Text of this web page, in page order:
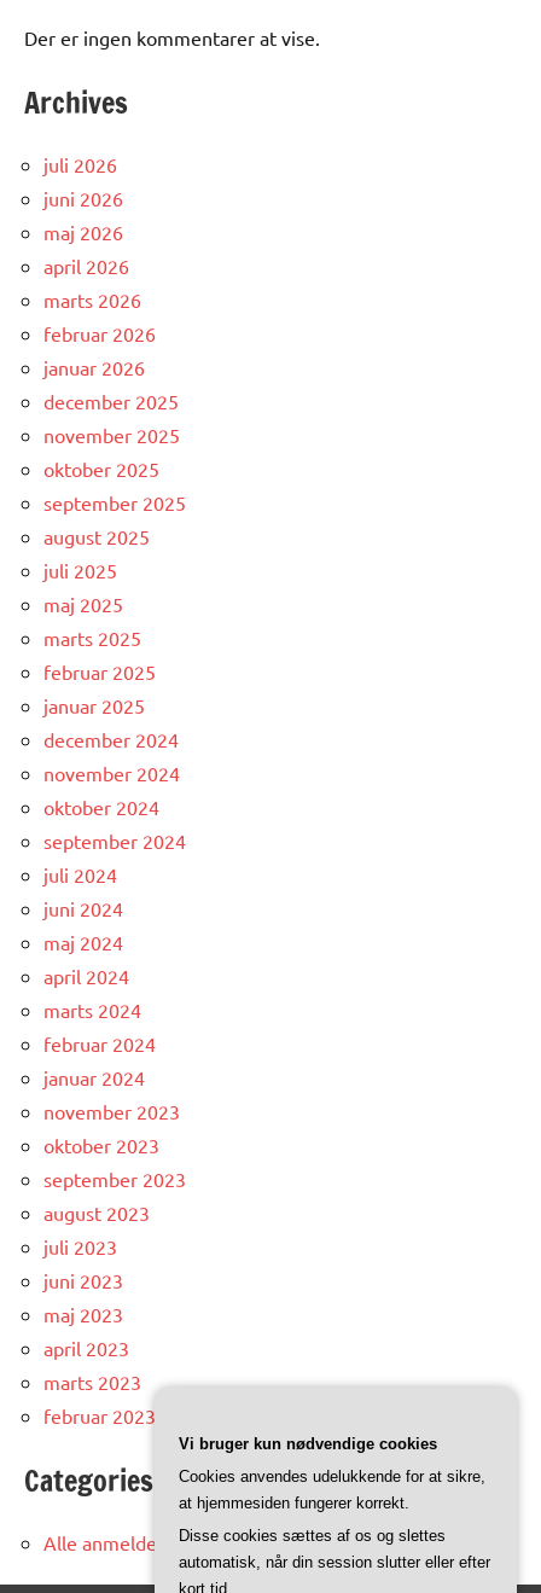
Der er ingen kommentarer at vise.
Archives
juli 2026
juni 2026
maj 2026
april 2026
marts 2026
februar 2026
januar 2026
december 2025
november 2025
oktober 2025
september 2025
august 2025
juli 2025
maj 2025
marts 2025
februar 2025
januar 2025
december 2024
november 2024
oktober 2024
september 2024
juli 2024
juni 2024
maj 2024
april 2024
marts 2024
februar 2024
januar 2024
november 2023
oktober 2023
september 2023
august 2023
juli 2023
juni 2023
maj 2023
april 2023
marts 2023
februar 2023
Categories
Alle anmeldelser og artikler
Vi bruger kun nødvendige cookies
Cookies anvendes udelukkende for at sikre,
at hjemmesiden fungerer korrekt.
Disse cookies sættes af os og slettes
automatisk, når din session slutter eller efter
kort tid.